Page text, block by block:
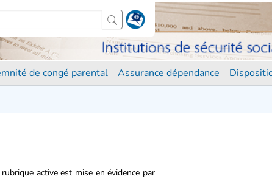
de congé parental Assurance dépendance
active est mise en évidence par